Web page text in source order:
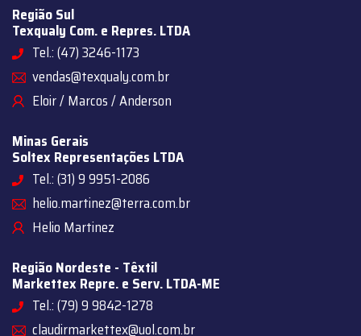
Região Sul
Texqualy Com. e Repres. LTDA
Tel.: (47) 3246-1173
vendas@texqualy.com.br
Eloir / Marcos / Anderson
Minas Gerais
Soltex Representações LTDA
Tel.: (31) 9 9951-2086
helio.martinez@terra.com.br
Helio Martinez
Região Nordeste - Têxtil
Markettex Repre. e Serv. LTDA-ME
Tel.: (79) 9 9842-1278
claudirmarkettex@uol.com.br